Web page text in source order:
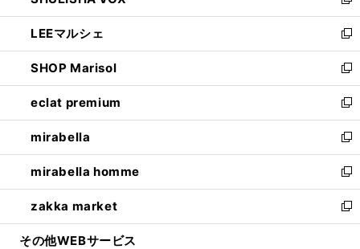
開
く
ウ
で
開
く
ン
ド
ウ
で
開
く
ウ
ィ
ン
ド
ウ
で
開
く
し
い
ウ
ィ
ン
ド
ウ
で
開
く
LEEマルシェ
新
し
い
ウ
ィ
ン
ド
ウ
で
開
く
SHOP Marisol
新
し
い
ウ
ィ
ン
ド
ウ
で
開
eclat premium
新
し
い
ウ
ィ
ン
ド
ウ
mirabella
新
し
い
ウ
ィ
ン
mirabella homme
新
し
い
ウ
zakka market
新
し
その他WEBサービス